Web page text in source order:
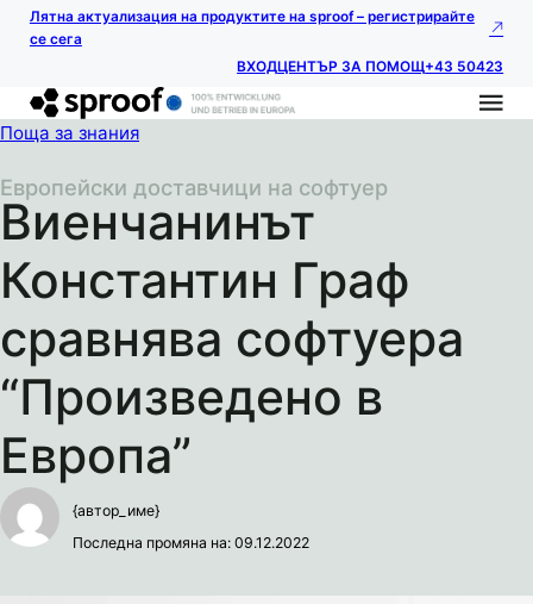
Лятна актуализация на продуктите на sproof – регистрирайте
се сега
ВХОДЦЕНТЪР ЗА ПОМОЩ+43 50423
Поща за знания
Виенчанинът
Константин Граф
сравнява софтуера
“Произведено в
Европа”
Европейски доставчици на софтуер
{автор_име}
Последна промяна на: 09.12.2022